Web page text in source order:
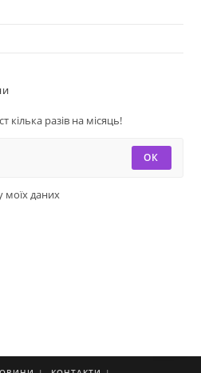
разів на місяць!
ОК
моїх даних